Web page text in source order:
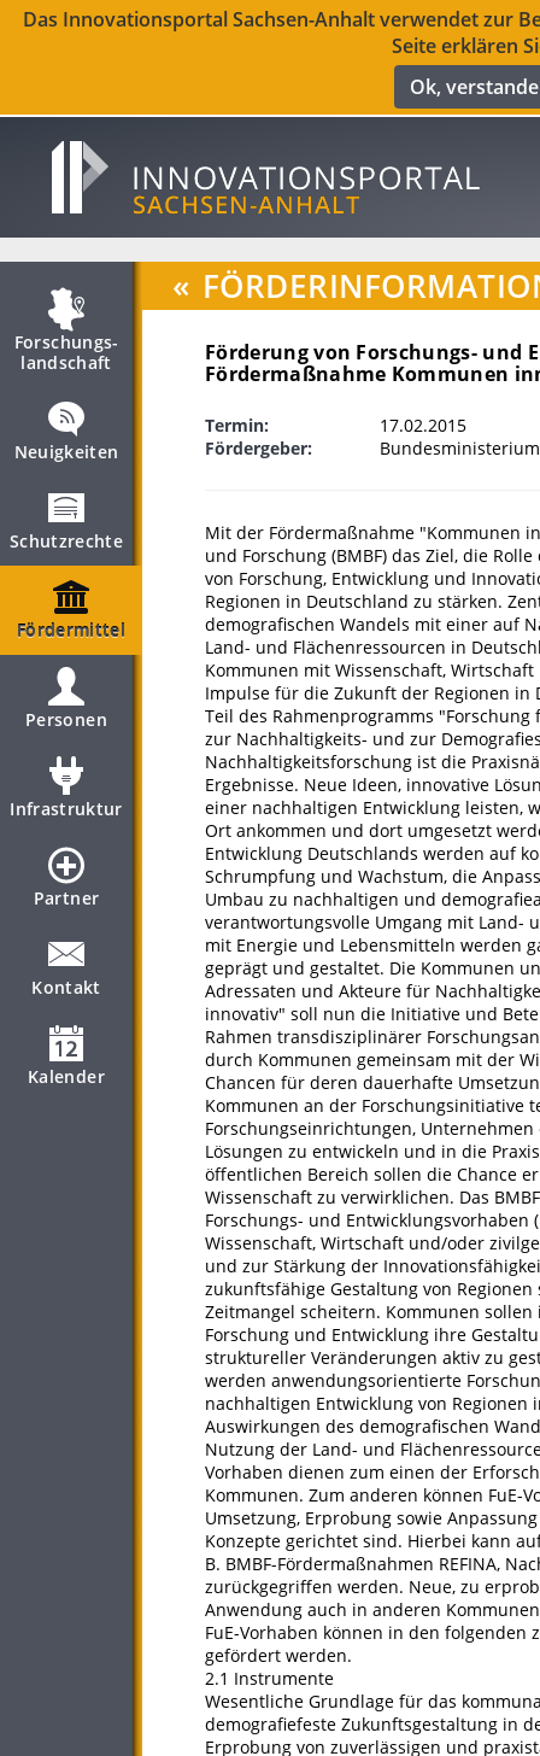
Das Innovationsportal Sachsen-Anhalt verwendet zur
Seite erklären
Ok,
Forschungs­
landschaft
Neuigkeiten
Schutzrechte
Fördermittel
Personen
Infrastruktur
Partner
Kontakt
Kalender
«
Förderung von Forschungs- und
Fördermaßnahme Kommunen
Termin:
17.02.2015
Fördergeber:
Mit der Fördermaßnahme "Kommunen
und Forschung (BMBF) das Ziel, die
von Forschung, Entwicklung und
Regionen in Deutschland zu stärken.
demografischen Wandels mit einer auf
Land- und Flächenressourcen in
Kommunen mit Wissenschaft,
Impulse für die Zukunft der Regionen in
Teil des Rahmenprogramms
zur Nachhaltigkeits- und zur
Nachhaltigkeitsforschung ist die
Ergebnisse. Neue Ideen, innovative
einer nachhaltigen Entwicklung leisten,
Ort ankommen und dort umgesetzt
Entwicklung Deutschlands werden auf
Schrumpfung und Wachstum, die
Umbau zu nachhaltigen und
verantwortungsvolle Umgang mit Land-
mit Energie und Lebensmitteln werden
geprägt und gestaltet. Die Kommunen
Adressaten und Akteure für
innovativ" soll nun die Initiative und
Rahmen transdisziplinärer
durch Kommunen gemeinsam mit der
Chancen für deren dauerhafte
Kommunen an der Forschungsinitiative
Forschungseinrichtungen,
Lösungen zu entwickeln und in die
öffentlichen Bereich sollen die Chance
Wissenschaft zu verwirklichen. Das
Forschungs- und Entwicklungsvorhaben
Wissenschaft, Wirtschaft und/oder
und zur Stärkung der
zukunftsfähige Gestaltung von
Zeitmangel scheitern. Kommunen
Forschung und Entwicklung ihre
struktureller Veränderungen aktiv zu
werden anwendungsorientierte
nachhaltigen Entwicklung von
Auswirkungen des demografischen
Nutzung der Land- und
Vorhaben dienen zum einen der
Kommunen. Zum anderen können FuE-
Umsetzung, Erprobung sowie
Konzepte gerichtet sind. Hierbei kann
B. BMBF-Fördermaßnahmen REFINA,
zurückgegriffen werden. Neue, zu
Anwendung auch in anderen
FuE-Vorhaben können in den folgenden
gefördert werden.
2.1 Instrumente
Wesentliche Grundlage für das
demografiefeste Zukunftsgestaltung in
Erprobung von zuverlässigen und